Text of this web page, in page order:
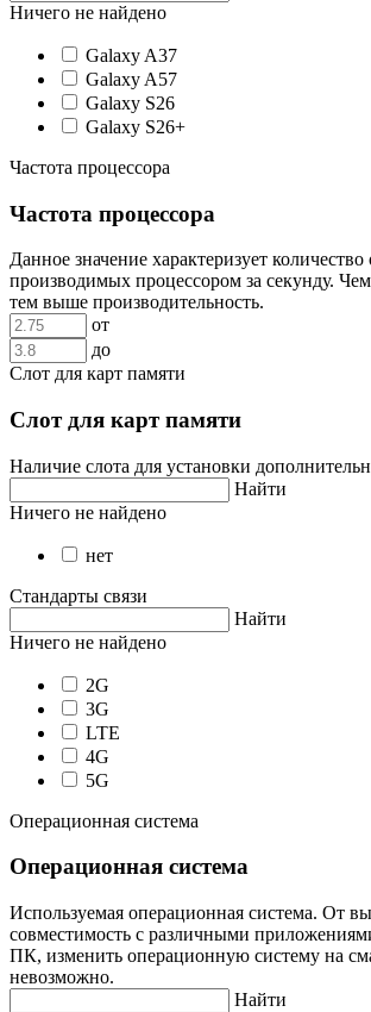
Ничего не найдено
Galaxy A37
Galaxy A57
Galaxy S26
Galaxy S26+
Частота процессора
Частота процессора
Данное значение характеризует
производимых процессором за секунду.
тем выше производительность.
от
до
Слот для карт памяти
Слот для карт памяти
Наличие слота для установки
Найти
Ничего не найдено
нет
Стандарты связи
Найти
Ничего не найдено
2G
3G
LTE
4G
5G
Операционная система
Операционная система
Используемая операционная система. От
совместимость с различными
ПК, изменить операционную систему на
невозможно.
Найти